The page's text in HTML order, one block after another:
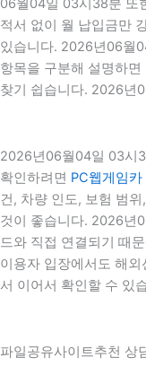
06월04일 03시38분 또
적서 없이 월 납입금만
있습니다. 2026년06월
항목을 구분해 설명하
찾기 쉽습니다. 2026년
2026년06월04일 03시
확인하려면 PC웹게임카
건, 차량 인도, 보험 범
것이 좋습니다. 2026년
드와 직접 연결되기 때
이용자 입장에서도 해
서 이어서 확인할 수 있
파일공유사이트추천 상